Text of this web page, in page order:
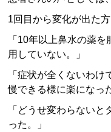
1回目から変化が出た
「10年以上鼻水の薬
用していない。」
「症状が全くないわ
慢できる様に楽になっ
「どうせ変わらない
った。」